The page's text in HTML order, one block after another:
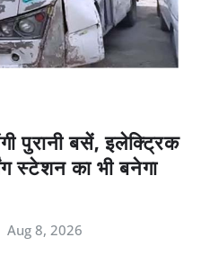
पुरानी बसें, इलेक्ट्रिक
स्टेशन का भी बनेगा
Aug 8, 2026